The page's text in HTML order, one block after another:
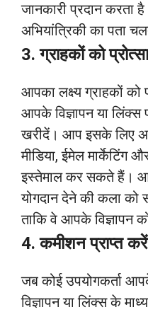
जानकारी प्रदान
अभियांत्रिकी का पता
3. ग्राहकों को
आपका लक्ष्य ग्राहकों को
आपके विज्ञापन या
खरीदें। आप इसके लिए
मीडिया, ईमेल मार्केटिंग
इस्तेमाल कर सकते हैं।
योगदान देने की कला को
ताकि वे आपके विज्ञापन
4. कमीशन प्राप्त
जब कोई उपयोगकर्ता
विज्ञापन या लिंक्स के